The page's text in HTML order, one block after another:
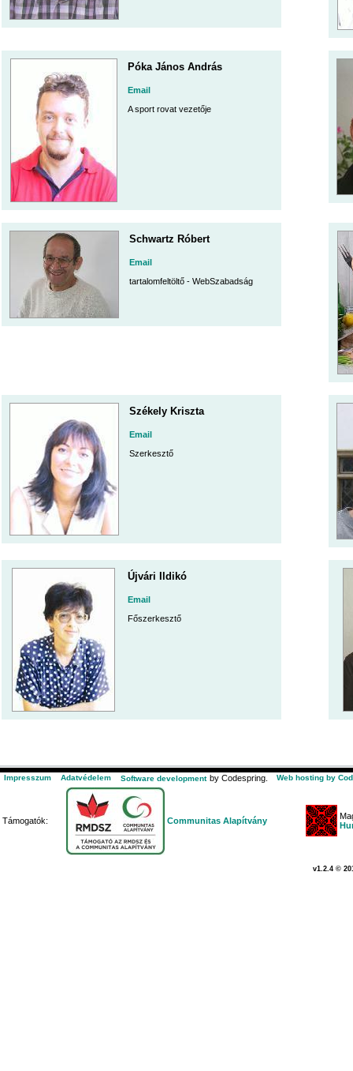
Póka János András
Email
A sport rovat vezetője
Schwartz Róbert
Email
tartalomfeltöltő - WebSzabadság
Székely Kriszta
Email
Szerkesztő
Újvári Ildikó
Email
Főszerkesztő
Impresszum Adatvédelem Software development by Codespring. Web hosting by
Támogatók: Communitas Alapítvány
v1.2.4 ©